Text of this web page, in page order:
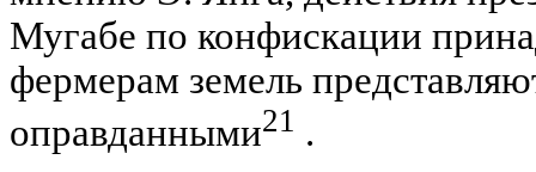
Мугабе по конфискации
фермерам земель
оправданными21 .